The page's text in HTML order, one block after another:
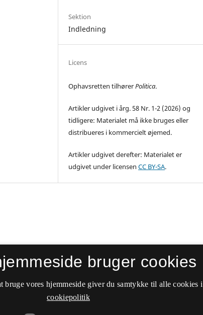
Sektion
Indledning
Licens
Ophavsretten tilhørerPolitica.
Artikler udgivet i årg. 58 Nr. 1-2 (2026) og
tidligere: Materialet må ikke bruges eller
distribueres i kommercielt øjemed.
Artikler udgivet derefter: Materialet er
udgivet under licensenCC BY-SA.
bruger cookies
vores hjemmeside giver du samtykke til alle cookies
cookiepolitik